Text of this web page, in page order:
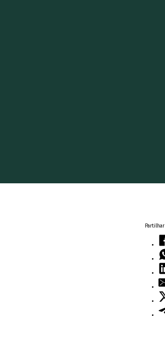
Partilhar